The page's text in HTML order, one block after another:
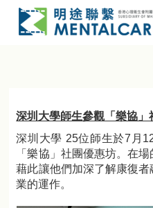
深圳大學師生參觀「樂協」
深圳大學 25位師生於7月
「樂協」社團優惠坊。在
藉此讓他們加深了解康復
業的運作。